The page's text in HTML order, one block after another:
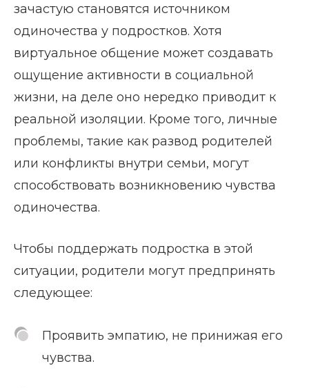
зачастую становятся источником
одиночества у подростков. Хотя
виртуальное общение может создавать
ощущение активности в социальной
жизни, на деле оно нередко приводит к
реальной изоляции. Кроме того, личные
проблемы, такие как развод родителей
или конфликты внутри семьи, могут
способствовать возникновению чувства
одиночества.
Чтобы поддержать подростка в этой
ситуации, родители могут предпринять
следующее:
Проявить эмпатию, не принижая его
чувства.